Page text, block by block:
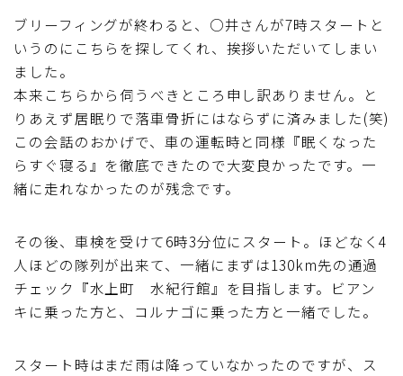
ブリーフィングが終わると、○井さんが7時スタートと
いうのにこちらを探してくれ、挨拶いただいてしまい
ました。
本来こちらから伺うべきところ申し訳ありません。と
りあえず居眠りで落車骨折にはならずに済みました(笑)
この会話のおかげで、車の運転時と同様『眠くなった
らすぐ寝る』を徹底できたので大変良かったです。一
緒に走れなかったのが残念です。
その後、車検を受けて6時3分位にスタート。ほどなく4
人ほどの隊列が出来て、一緒にまずは130km先の通過
チェック『水上町 水紀行館』を目指します。ビアン
キに乗った方と、コルナゴに乗った方と一緒でした。
スタート時はまだ雨は降っていなかったのですが、ス